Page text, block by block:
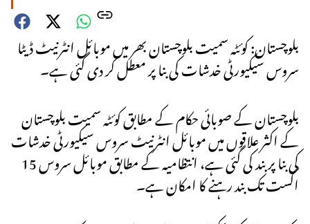
بلوچستان: کوئٹہ سمیت بلوچستان بھر میں موبائل انٹرنیٹ ڈیٹا
سروس سیکیورٹی خدشات کی بنا پر معطل کر دی گئی ہے۔
بلوچستان کے صوبائی حکام کے مطابق کوئٹہ سمیت بلوچستان
کے اکثر علاقوں میں موبائل انٹرنیٹ سروس سیکیورٹی خدشات
کی بنا پر بند کی گئی ہے، انتظامیہ کے مطابق موبائل سروس 15
اگست تک بند رہنے کا امکان ہے۔